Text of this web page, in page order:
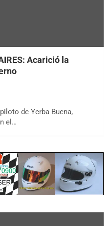
Acarició la
de Yerba Buena,
el…